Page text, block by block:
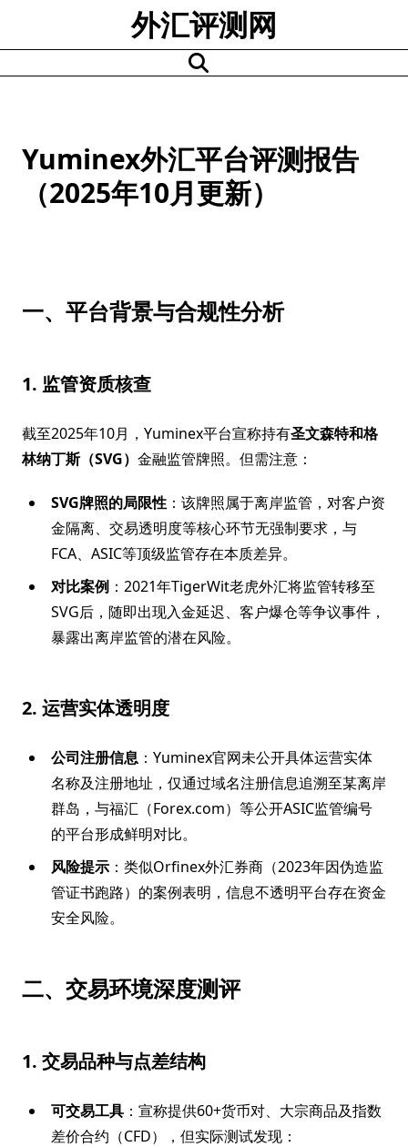
content
外汇评测网
Yuminex外汇平台评测报告
（2025年10月更新）
一、平台背景与合规性分析
1. 监管资质核查
截至2025年10月，Yuminex平台宣称持有圣文森特和格
林纳丁斯（SVG） 金融监管牌照。但需注意：
SVG牌照的局限性 ：该牌照属于离岸监管，对客户资
金隔离、交易透明度等核心环节无强制要求，与
FCA、ASIC等顶级监管存在本质差异。
对比案例 ：2021年TigerWit老虎外汇将监管转移至
SVG后，随即出现入金延迟、客户爆仓等争议事件，
暴露出离岸监管的潜在风险。
2. 运营实体透明度
公司注册信息 ：Yuminex官网未公开具体运营实体
名称及注册地址，仅通过域名注册信息追溯至某离岸
群岛，与福汇（Forex.com）等公开ASIC监管编号
的平台形成鲜明对比。
风险提示 ：类似Orfinex外汇券商（2023年因伪造监
管证书跑路）的案例表明，信息不透明平台存在资金
安全风险。
二、交易环境深度测评
1. 交易品种与点差结构
可交易工具 ：宣称提供60+货币对、大宗商品及指数
差价合约（CFD），但实际测试发现：